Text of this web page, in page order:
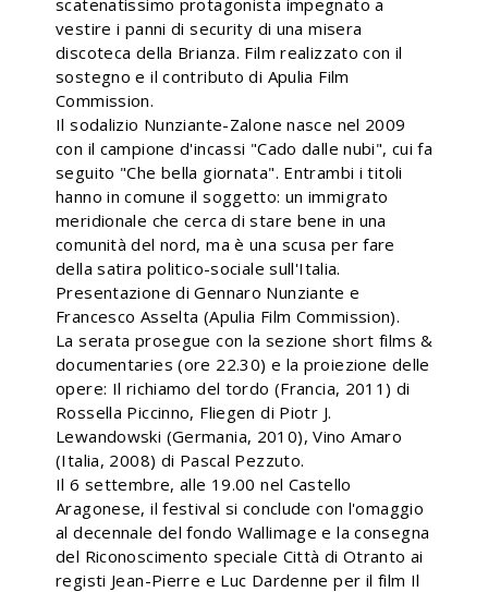
scatenatissimo protagonista impegnato a
vestire i panni di security di una misera
discoteca della Brianza. Film realizzato con il
sostegno e il contributo di Apulia Film
Commission.
Il sodalizio Nunziante-Zalone nasce nel 2009
con il campione d'incassi "Cado dalle nubi", cui fa
seguito "Che bella giornata". Entrambi i titoli
hanno in comune il soggetto: un immigrato
meridionale che cerca di stare bene in una
comunità del nord, ma è una scusa per fare
della satira politico-sociale sull'Italia.
Presentazione di Gennaro Nunziante e
Francesco Asselta (Apulia Film Commission).
La serata prosegue con la sezione short films &
documentaries (ore 22.30) e la proiezione delle
opere: Il richiamo del tordo (Francia, 2011) di
Rossella Piccinno, Fliegen di Piotr J.
Lewandowski (Germania, 2010), Vino Amaro
(Italia, 2008) di Pascal Pezzuto.
Il 6 settembre, alle 19.00 nel Castello
Aragonese, il festival si conclude con l'omaggio
al decennale del fondo Wallimage e la consegna
del Riconoscimento speciale Città di Otranto ai
registi Jean-Pierre e Luc Dardenne per il film Il